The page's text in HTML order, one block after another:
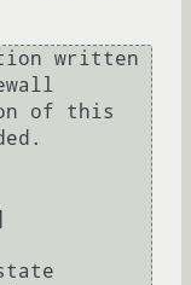
written
of this